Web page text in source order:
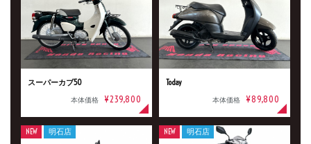
スーパーカブ50
本体価格 ¥239,800
Today
本体価格 ¥89,800
NEW 明石店 NEW 明石店